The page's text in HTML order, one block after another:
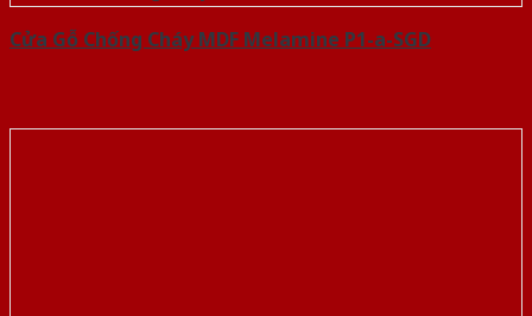
Cửa Gỗ Chống Cháy MDF Melamine P1-a-SGD